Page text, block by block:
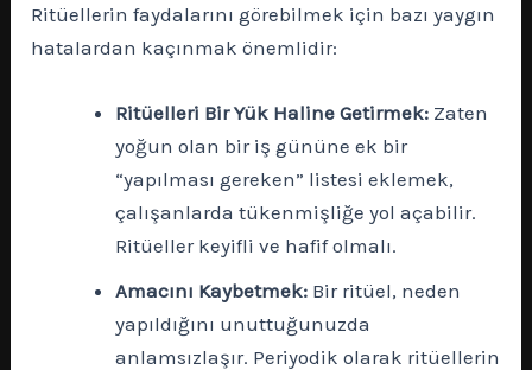
Ritüellerin faydalarını görebilmek için bazı yaygın
hatalardan kaçınmak önemlidir:
Ritüelleri Bir Yük Haline Getirmek: Zaten
yoğun olan bir iş gününe ek bir
“yapılması gereken” listesi eklemek,
çalışanlarda tükenmişliğe yol açabilir.
Ritüeller keyifli ve hafif olmalı.
Amacını Kaybetmek: Bir ritüel, neden
yapıldığını unuttuğunuzda
anlamsızlaşır. Periyodik olarak ritüellerin